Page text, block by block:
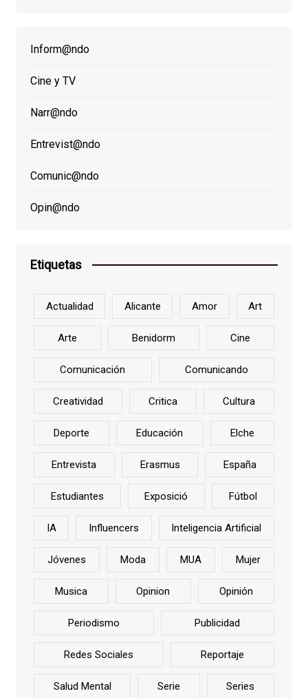
Inform@ndo
Cine y TV
Narr@ndo
Entrevist@ndo
Comunic@ndo
Opin@ndo
Etiquetas
Actualidad Alicante Amor Art
Arte Benidorm Cine
Comunicación Comunicando
Creatividad Critica Cultura
Deporte Educación Elche
Entrevista Erasmus España
Estudiantes Exposició Fútbol
IA Influencers Inteligencia Artificial
Jóvenes Moda MUA Mujer
Musica Opinion Opinión
Periodismo Publicidad
Redes Sociales Reportaje
Salud Mental Serie Series